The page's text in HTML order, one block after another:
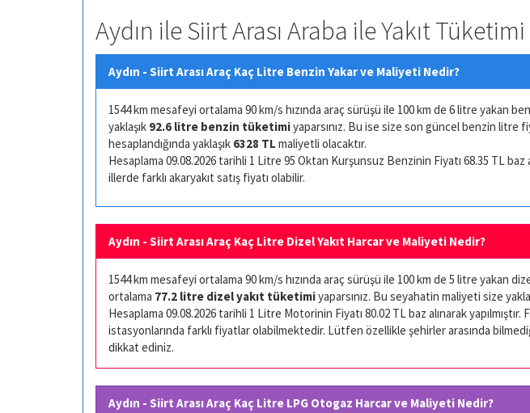
Aydın ile Siirt Arası Araba ile Yakıt
Aydın - Siirt Arası Araç Kaç Litre Benzin Yakar ve Maliyeti Nedir?
1544 km mesafeyi ortalama 90 km/s hızında araç sürüşü ile 100 km de 6 litre yakan
yaklaşık 92.6 litre benzin tüketimiyaparsınız. Bu ise size son güncel benzin litre
hesaplandığında yaklaşık 6328 TL maliyetli olacaktır.
Hesaplama 09.08.2026 tarihli 1 Litre 95 Oktan Kurşunsuz Benzinin Fiyatı 68.35 TL baz
illerde farklı akaryakıt satış fiyatı olabilir.
Aydın - Siirt Arası Araç Kaç Litre Dizel Yakıt Harcar ve Maliyeti Nedir?
1544 km mesafeyi ortalama 90 km/s hızında araç sürüşü ile 100 km de 5 litre yakan
ortalama 77.2 litre dizel yakıt tüketimiyaparsınız. Bu seyahatin maliyeti size
Hesaplama 09.08.2026 tarihli 1 Litre Motorinin Fiyatı 80.02 TL baz alınarak yapılmıştır.
istasyonlarında farklı fiyatlar olabilmektedir. Lütfen özellikle şehirler arasında
dikkat ediniz.
Aydın - Siirt Arası Araç Kaç Litre LPG Otogaz Harcar ve Maliyeti Nedir?